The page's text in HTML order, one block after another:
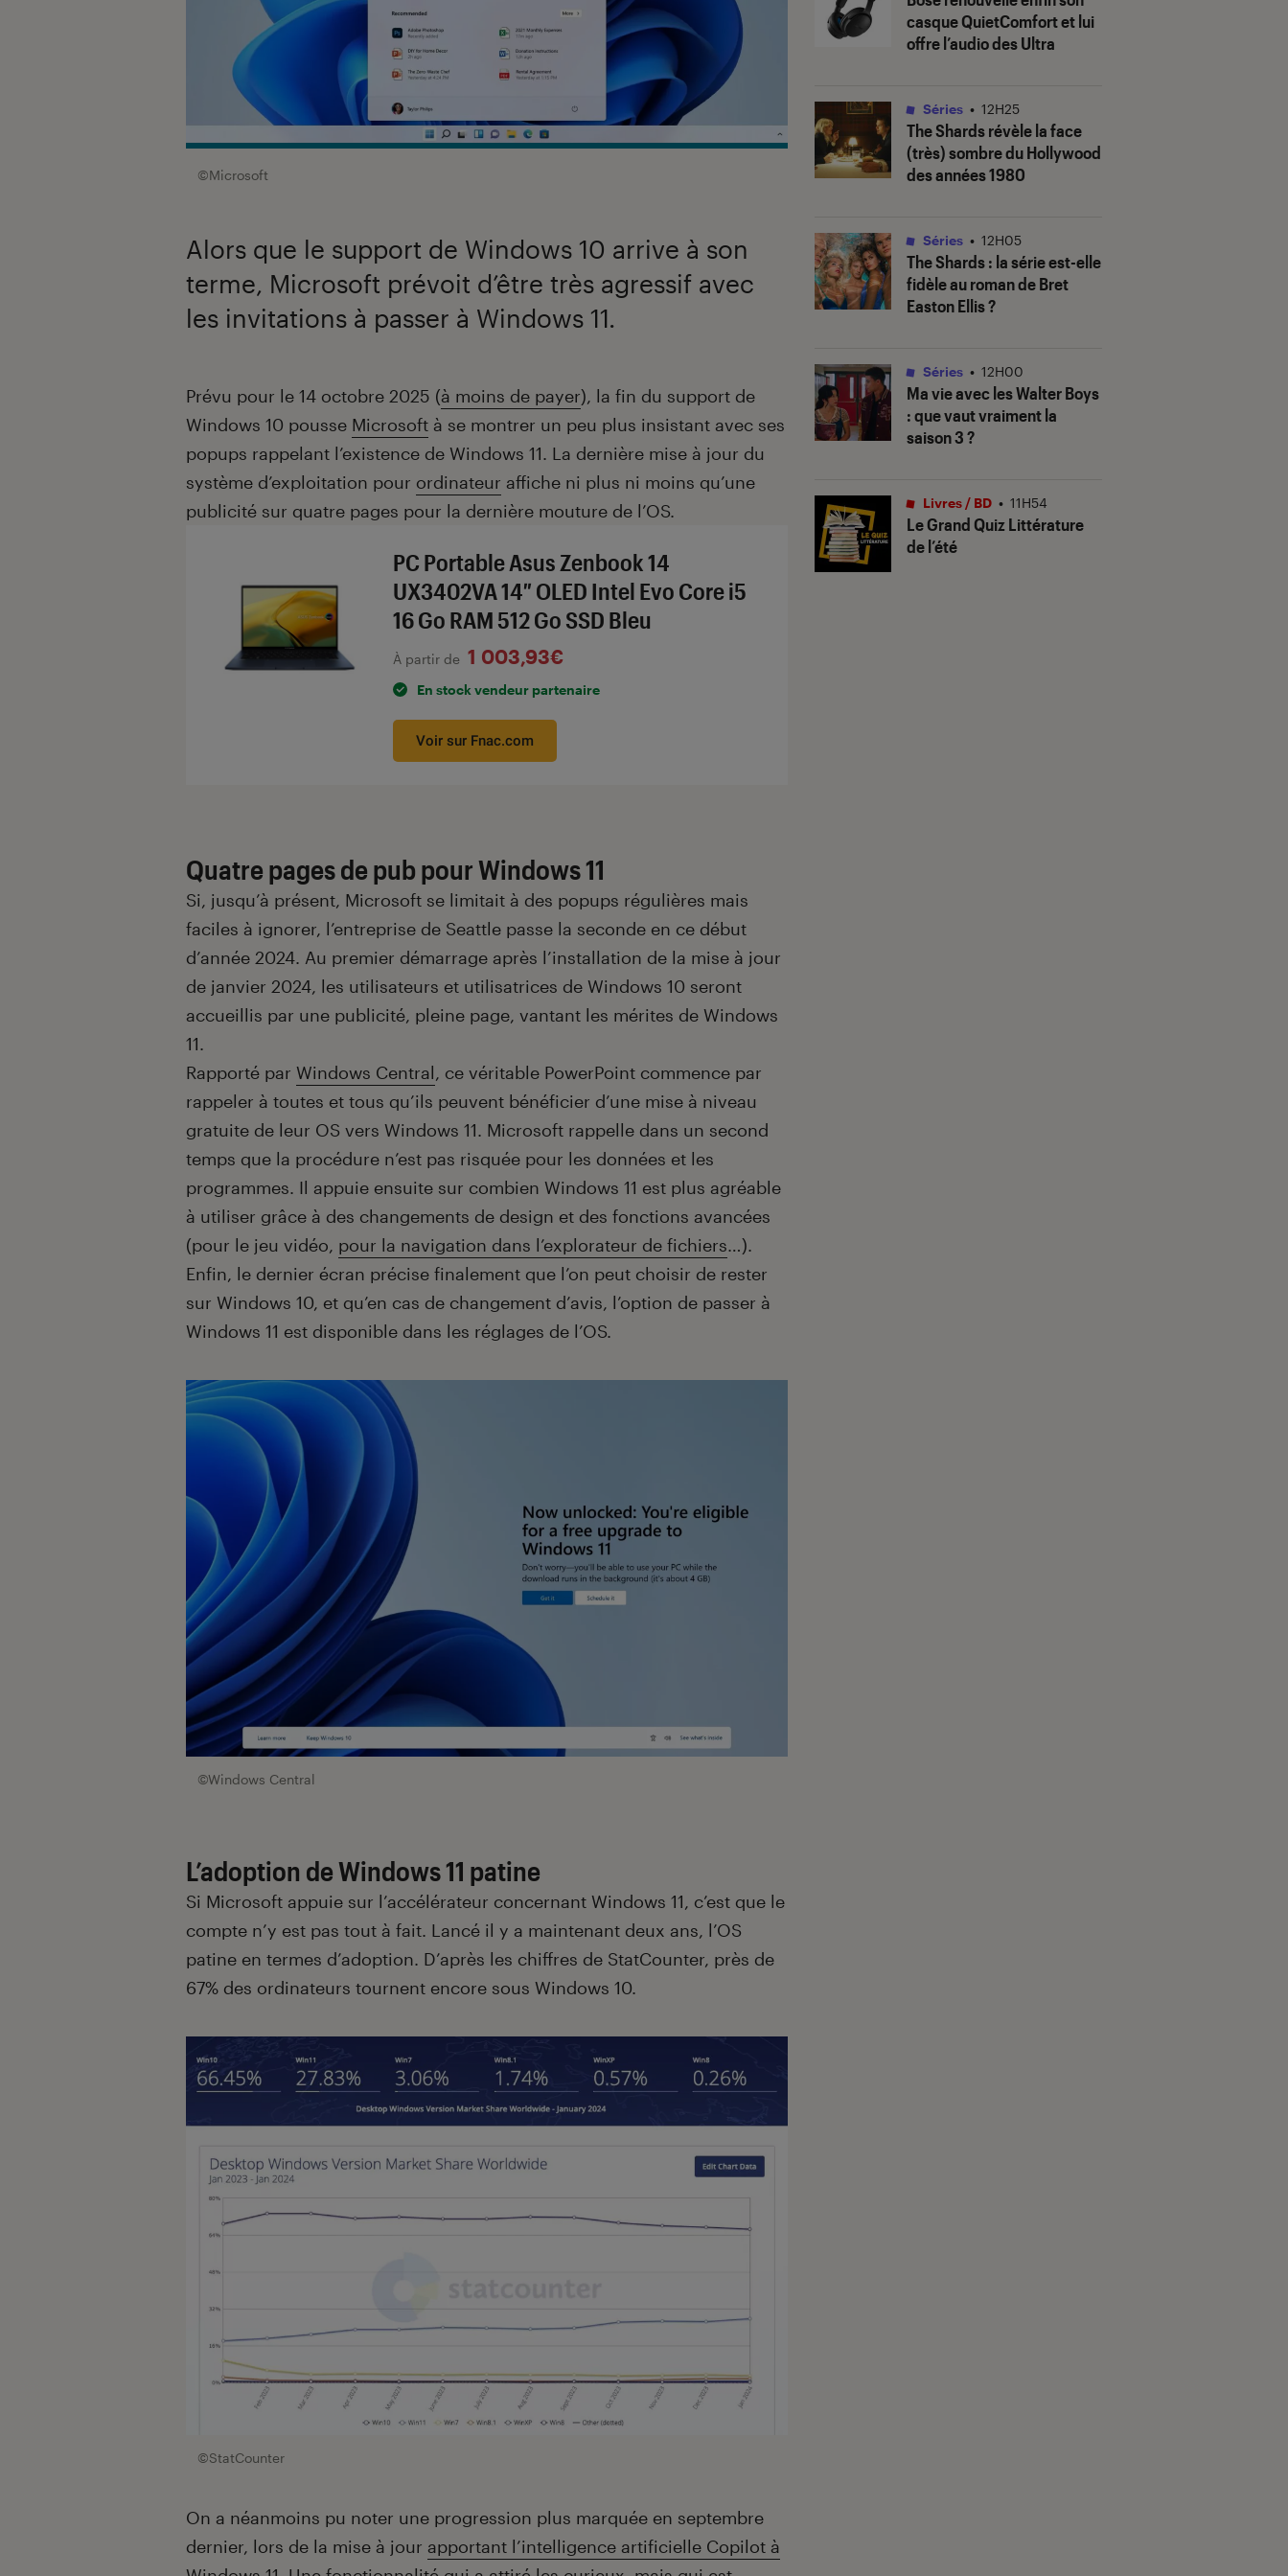
©Microsoft
Alors que le support de Windows 10 arrive à son
terme, Microsoft prévoit d’être très agressif avec
les invitations à passer à Windows 11.
Introduction
Prévu pour le 14 octobre 2025 (à moins de payer), la fin du support de
Windows 10 pousse Microsoft à se montrer un peu plus insistant avec ses
popups rappelant l’existence de Windows 11. La dernière mise à jour du
système d’exploitation pour ordinateur affiche ni plus ni moins qu’une
publicité sur quatre pages pour la dernière mouture de l’OS.
PC Portable Asus Zenbook 14
UX3402VA 14″ OLED Intel Evo Core i5
16 Go RAM 512 Go SSD Bleu
À partir de 1 003,93€
En stock vendeur partenaire
Voir sur Fnac.com
Quatre pages de pub pour Windows 11
Si, jusqu’à présent, Microsoft se limitait à des popups régulières mais
faciles à ignorer, l’entreprise de Seattle passe la seconde en ce début
d’année 2024. Au premier démarrage après l’installation de la mise à jour
de janvier 2024, les utilisateurs et utilisatrices de Windows 10 seront
accueillis par une publicité, pleine page, vantant les mérites de Windows
11.
Rapporté par Windows Central, ce véritable PowerPoint commence par
rappeler à toutes et tous qu’ils peuvent bénéficier d’une mise à niveau
gratuite de leur OS vers Windows 11. Microsoft rappelle dans un second
temps que la procédure n’est pas risquée pour les données et les
programmes. Il appuie ensuite sur combien Windows 11 est plus agréable
à utiliser grâce à des changements de design et des fonctions avancées
(pour le jeu vidéo, pour la navigation dans l’explorateur de fichiers…).
Enfin, le dernier écran précise finalement que l’on peut choisir de rester
sur Windows 10, et qu’en cas de changement d’avis, l’option de passer à
Windows 11 est disponible dans les réglages de l’OS.
©Windows Central
L’adoption de Windows 11 patine
Si Microsoft appuie sur l’accélérateur concernant Windows 11, c’est que le
compte n’y est pas tout à fait. Lancé il y a maintenant deux ans, l’OS
patine en termes d’adoption. D’après les chiffres de StatCounter, près de
67% des ordinateurs tournent encore sous Windows 10.
©StatCounter
On a néanmoins pu noter une progression plus marquée en septembre
dernier, lors de la mise à jour apportant l’intelligence artificielle Copilot à
casque QuietComfort et lui
offre l’audio des Ultra
The Shardsrévèle la face
(très) sombre du Hollywood
des années 1980
Séries • 12H25
The Shards: la série est-elle
fidèle au roman de Bret
Easton Ellis ?
Séries • 12H05
Ma vie avec les Walter Boys
: que vaut vraiment la
saison 3 ?
Séries • 12H00
Le Grand Quiz Littérature
de l’été
Livres / BD • 11H54